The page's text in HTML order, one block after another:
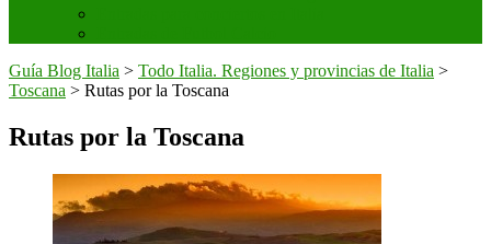
Guía Blog Italia > Todo Italia. Regiones y provincias de Italia >
Toscana > Rutas por la Toscana
Rutas por la Toscana